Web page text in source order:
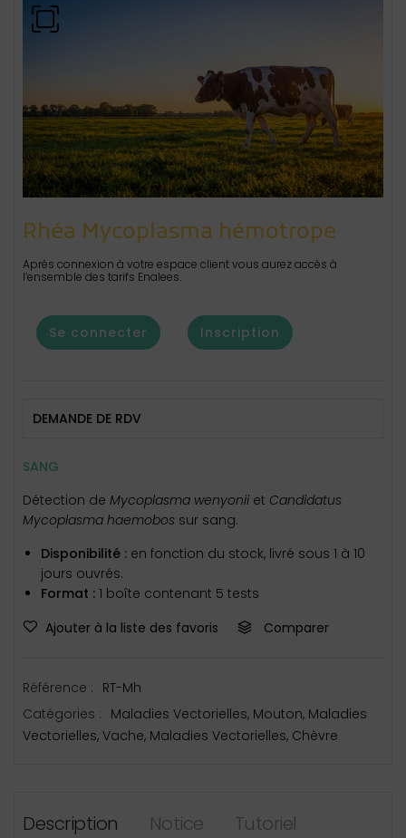
Rhéa Mycoplasma hémotrope
Après connexion à votre espace client vous aurez accès à
l’ensemble des tarifs Enalees.
Se connecter Inscription
DEMANDE DE RDV
SANG
Détection de Mycoplasma wenyonii et Candidatus
Mycoplasma haemobos sur sang.
Disponibilité : en fonction du stock, livré sous 1 à 10
jours ouvrés.
Format : 1 boîte contenant 5 tests
Ajouter à la liste des favoris
Comparer
Référence : RT-Mh
Catégories : Maladies Vectorielles, Mouton, Maladies
Vectorielles, Vache, Maladies Vectorielles, Chèvre
Description Notice Tutoriel